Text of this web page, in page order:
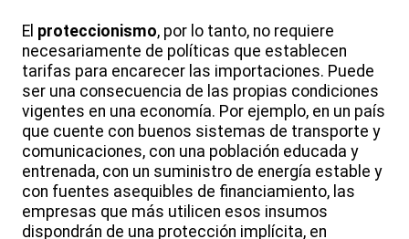
El proteccionismo, por lo tanto, no requiere
necesariamente de políticas que establecen
tarifas para encarecer las importaciones. Puede
ser una consecuencia de las propias condiciones
vigentes en una economía. Por ejemplo, en un país
que cuente con buenos sistemas de transporte y
comunicaciones, con una población educada y
entrenada, con un suministro de energía estable y
con fuentes asequibles de financiamiento, las
empresas que más utilicen esos insumos
dispondrán de una protección implícita, en